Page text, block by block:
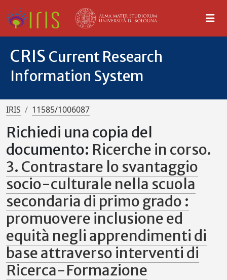
CRIS Current Research
Information System
IRIS 11585/1006087
Richiedi una copia del
documento: Ricerche in corso.
3. Contrastare lo svantaggio
socio-culturale nella scuola
secondaria di primo grado :
promuovere inclusione ed
equità negli apprendimenti di
base attraverso interventi di
Ricerca-Formazione